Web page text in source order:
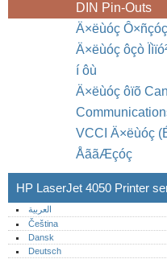
DIN Pin-Outs
Ä×ëùóç
Ä×ëùóç ôçò
í ôù
Ä×ëùóç ôïõ
VCCI Ä×ëùóç
ÅããÆçóç
HP LaserJet 4050 Printer
العربية
Čeština
Dansk
Deutsch